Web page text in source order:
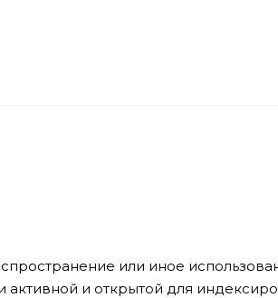
или иное
активной и открытой для